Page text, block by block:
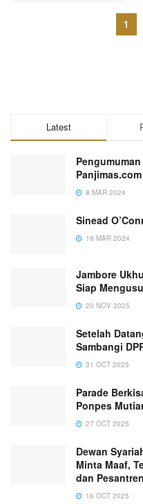
1
Latest
Panjimas.com
8 MAR 2024
Sinead
18 MAR 2024
Jambore
Siap
20 NOV 2025
Setelah
Sambangi
31 OCT 2025
Parade
Ponpes
27 OCT 2025
Dewan
Minta Maaf,
dan Pesantren
16 OCT 2025